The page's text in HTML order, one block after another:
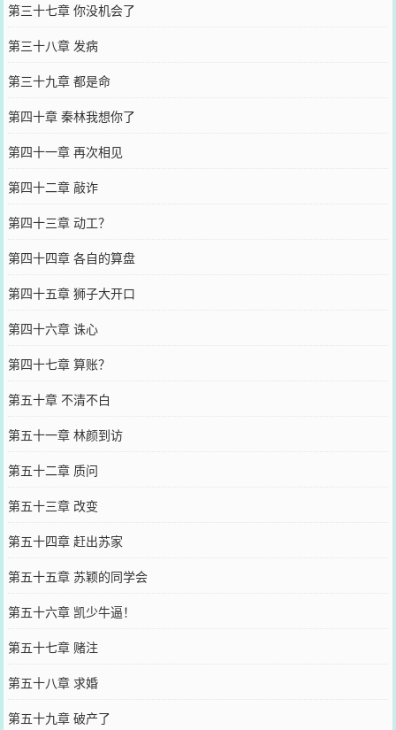
第三十七章 你没机会了
第三十八章 发病
第三十九章 都是命
第四十章 秦林我想你了
第四十一章 再次相见
第四十二章 敲诈
第四十三章 动工？
第四十四章 各自的算盘
第四十五章 狮子大开口
第四十六章 诛心
第四十七章 算账？
第五十章 不清不白
第五十一章 林颜到访
第五十二章 质问
第五十三章 改变
第五十四章 赶出苏家
第五十五章 苏颖的同学会
第五十六章 凯少牛逼！
第五十七章 赌注
第五十八章 求婚
第五十九章 破产了